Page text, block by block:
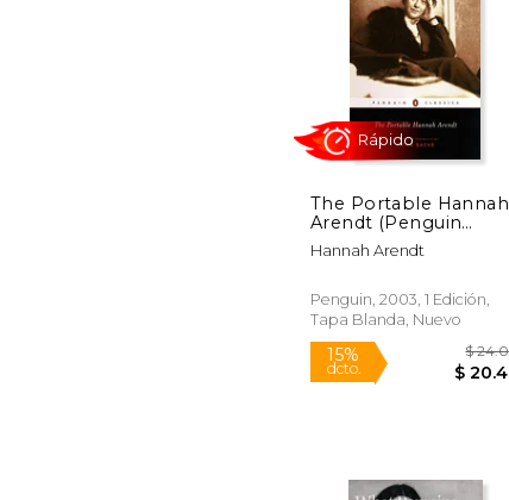
15%
dcto.
The Portable Hannah
Arendt (Penguin
Classics) (en Inglés)
Hannah Arendt
Penguin, 2003, 1 Edición,
Tapa Blanda, Nuevo